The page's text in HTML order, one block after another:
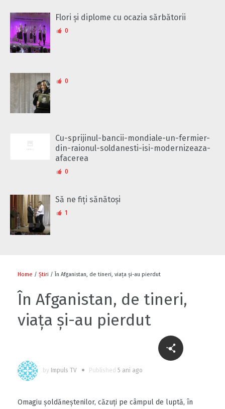
Flori și diplome cu ocazia sărbătorii
0
0
Cu-sprijinul-bancii-mondiale-un-fermier-
din-raionul-soldanesti-isi-modernizeaza-
afacerea
0
Să ne fiți sănătoși
1
Home / Știri / În Afganistan, de tineri, viața și-au pierdut
În Afganistan, de tineri,
viața și-au pierdut
by Impuls TV Published 5 ani ago
Omagiu șoldăneștenilor, căzuți pe câmpul de luptă, în